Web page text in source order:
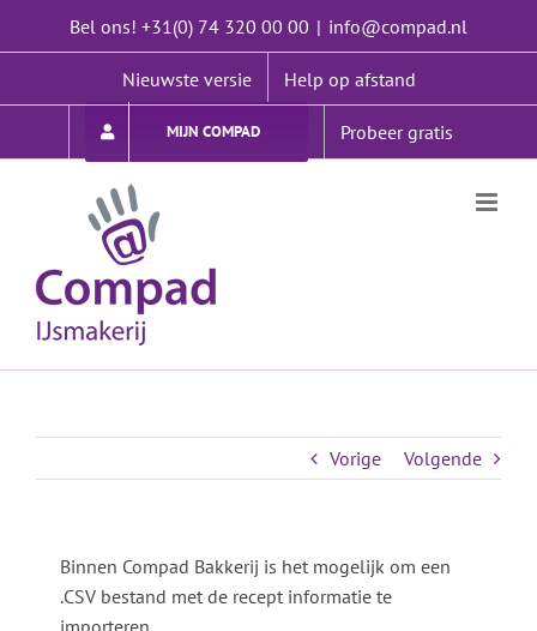
Bel ons! +31(0) 74 320 00 00 | info@compad.nl
Nieuwste versie Help op afstand
MIJN COMPAD Probeer gratis
Vorige Volgende
Binnen Compad Bakkerij is het mogelijk om een
.CSV bestand met de recept informatie te